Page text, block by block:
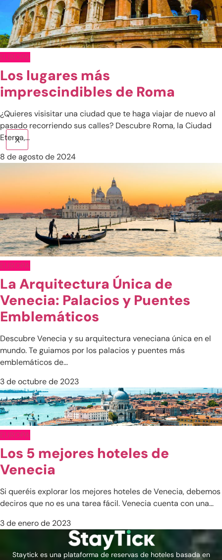
India
Indonesia
Japón
Sri Lanka
Tailandia
X
EUROPA
Los lugares más
imprescindibles de Roma
¿Quieres visisitar una ciudad que te haga viajar de nuevo al
pasado recorriendo sus calles? Descubre Roma, la Ciudad
Eterna,...
8 de agosto de 2024
EUROPA
La Arquitectura Única de
Venecia: Palacios y Puentes
Emblemáticos
Descubre Venecia y su arquitectura veneciana única en el
mundo. Te guiamos por los palacios y puentes más
emblemáticos de...
3 de octubre de 2023
EUROPA
Los 5 mejores hoteles de
Venecia
Si queréis explorar los mejores hoteles de Venecia, debemos
deciros que no es una tarea fácil. Venecia cuenta con una...
3 de enero de 2023
Staytick es una plataforma de reservas de hoteles basada en